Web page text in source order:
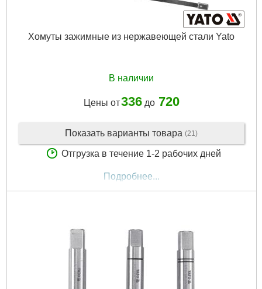
Хомуты зажимные из нержавеющей стали Yato
В наличии
Цены от336до 720
Показать варианты товара (21)
Отгрузка в течение 1-2 рабочих дней
Подробнее...